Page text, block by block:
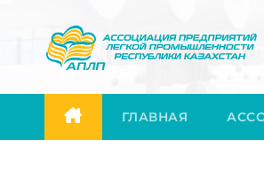
содержимому
ГЛАВНАЯ